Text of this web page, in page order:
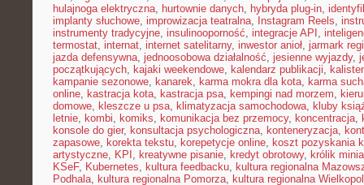
hulajnoga elektryczna, hurtownie danych, hybryda plug-in,
implanty słuchowe, improwizacja teatralna, Instagram Reels,
instrumenty tradycyjne, insulinooporność, integracje API ,
termostat, internat, internet satelitarny, inwestor anioł, jarmark
jazda defensywna, jednoosobowa działalność, jesienne wyjazdy,
początkujących, kajaki weekendowe, kalendarz publikacji,
kampanie sezonowe, kanarek, karma mokra dla kota, karma
online, kastracja kota, kastracja psa, kempingi nad morzem,
domowe, kleszcze u psa, klimatyzacja samochodowa, kluby
letnie, kombi, komiks, komunikacja bez przemocy, koncentracja,
konsole do gier, konsultacja psychologiczna, konteneryzacja,
zapasowe, korekta tekstu, korepetycje online, koszt pozyskania
artystyczne, KPI , kreatywne pisanie, kredyt obrotowy, królik
KSeF, Kubernetes, kultura feedbacku, kultura regionalna
Podhala, kultura regionalna Pomorza, kultura regionalna